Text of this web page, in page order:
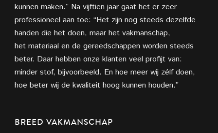
kunnen maken.” Na vijftien jaar gaat het er zeer
professioneel aan toe: “Het zijn nog steeds dezelfde
handen die het doen, maar het vakmanschap,
het materiaal en de gereedschappen worden steeds
beter. Daar hebben onze klanten veel profijt van:
minder stof, bijvoorbeeld. En hoe meer wij zélf doen,
hoe beter wij de kwaliteit hoog kunnen houden.”
BREED VAKMANSCHAP